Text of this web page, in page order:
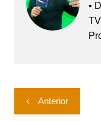
•
Navegação
de
Anterior